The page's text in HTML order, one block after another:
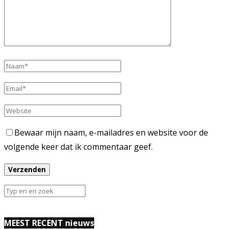
Bewaar mijn naam, e-mailadres en website voor de
volgende keer dat ik commentaar geef.
MEEST RECENT nieuws